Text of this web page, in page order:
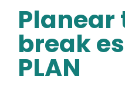
Planear
break
PLAN